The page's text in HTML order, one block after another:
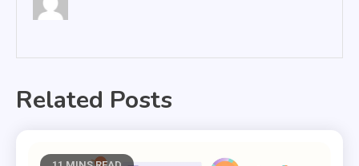
Related Posts